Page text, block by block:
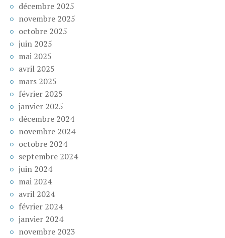
décembre 2025
novembre 2025
octobre 2025
juin 2025
mai 2025
avril 2025
mars 2025
février 2025
janvier 2025
décembre 2024
novembre 2024
octobre 2024
septembre 2024
juin 2024
mai 2024
avril 2024
février 2024
janvier 2024
novembre 2023